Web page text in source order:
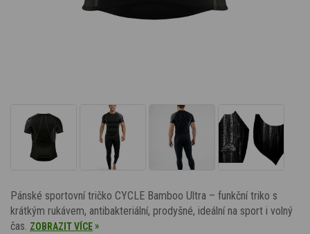
Pánské sportovní tričko CYCLE Bamboo Ultra – funkční triko s
krátkým rukávem, antibakteriální, prodyšné, ideální na sport i volný
čas. ZOBRAZIT VÍCE»